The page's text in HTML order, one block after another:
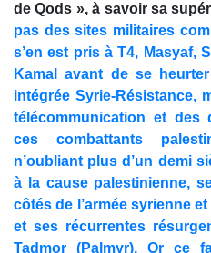
de Qods », à savoir sa
pas des sites militaires
s’en est pris à T4, Masyaf,
Kamal avant de se
intégrée Syrie-Résistance,
télécommunication et des
ces combattants
n’oubliant plus d’un demi
à la cause palestinienne,
côtés de l’armée syrienne
et ses récurrentes
Tadmor (Palmyr). Or ce